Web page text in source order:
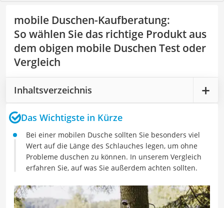
mobile Duschen-Kaufberatung:
So wählen Sie das richtige Produkt aus
dem obigen mobile Duschen Test oder
Vergleich
Inhaltsverzeichnis
Das Wichtigste in Kürze
Bei einer mobilen Dusche sollten Sie besonders viel
Wert auf die Länge des Schlauches legen, um ohne
Probleme duschen zu können. In unserem Vergleich
erfahren Sie, auf was Sie außerdem achten sollten.